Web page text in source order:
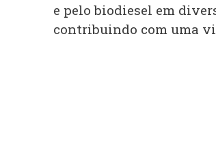
e pelo biodiesel em
contribuindo com uma